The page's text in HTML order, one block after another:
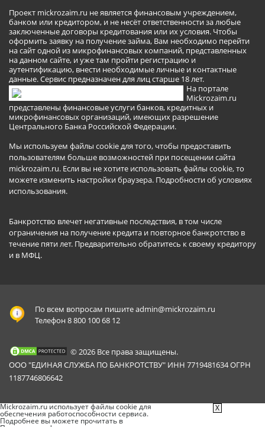
Проект mickrozaim.ru не является финансовым учреждением,
банком или кредитором, и не несёт ответственности за любые
заключенные договоры кредитования или их условия. Чтобы
оформить заявку на получение займа, Вам необходимо перейти
на сайт одной из микрофинансовых компаний, представленных
на данном сайте, и уже там пройти регистрацию и
аутентификацию, внести необходимые личные и контактные
данные. Сервис предназначен для лиц старше 18 лет.
На портале
Mickrozaim.ru
представлены финансовые услуги банков, кредитных и
микрофинансовых организаций, имеющих разрешение
Центрального Банка Российской Федерации.
Мы используем файлы cookie для того, чтобы предоставить
пользователям больше возможностей при посещении сайта
mickrozaim.ru. Если вы не хотите использовать файлы cookie, то
можете изменить настройки браузера. Подробности об условиях
использования.
Банкротство влечет негативные последствия, в том числе
ограничения на получение кредита и повторное банкротство в
течение пяти лет. Предварительно обратитесь к своему кредитору
и в МФЦ.
По всем вопросам пишитеadmin@mickrozaim.ru
Телефон 8 800 100 68 12
© 2026 Все права защищены.
ООО "ЕДИНАЯ СЛУЖБА ПО БАНКРОТСТВУ" ИНН 7719481634 ОГРН
1187746806642
Mickrozaim.ru использует файлы cookie для
обеспечения работоспособности сервиса.
Подробнее вы можете прочитать в
X